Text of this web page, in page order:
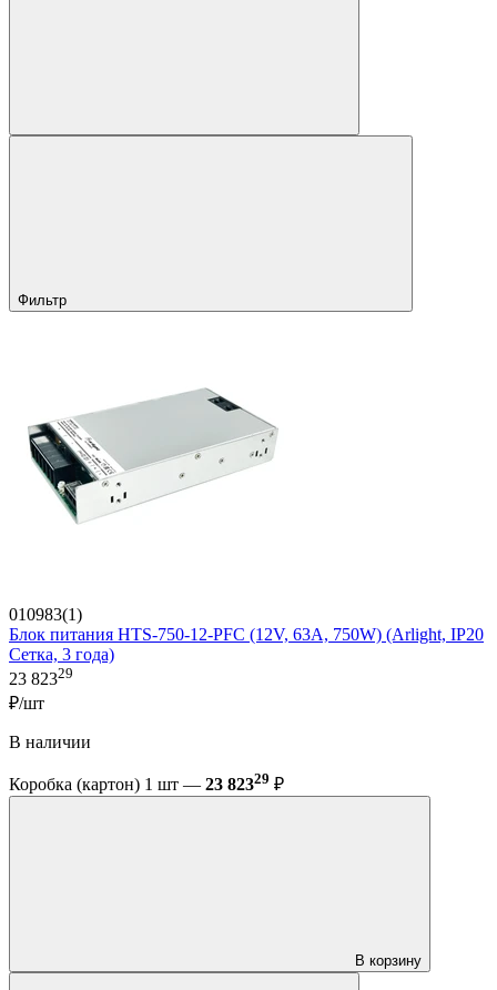
Фильтр
010983(1)
Блок питания HTS-750-12-PFC (12V, 63A, 750W) (Arlight, IP20
Сетка, 3 года)
23 82329
₽/шт
В наличии
Коробка (картон) 1 шт — 23 82329 ₽
В корзину